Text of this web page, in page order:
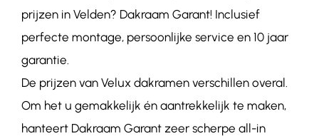
prijzen in Velden? Dakraam Garant! Inclusief
perfecte montage, persoonlijke service en 10 jaar
garantie.
De prijzen van Velux dakramen verschillen overal.
Om het u gemakkelijk én aantrekkelijk te maken,
hanteert Dakraam Garant zeer scherpe all-in